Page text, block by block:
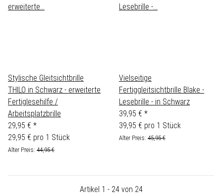
Stylische Gleitsichtbrille
THILO in Schwarz - erweiterte
Fertiglesehilfe /
Arbeitsplatzbrille
29,95 € *
29,95 € pro 1 Stück
Alter Preis: 44,95 €
Vielseitige
Fertiggleitsichtbrille Blake -
Lesebrille - in Schwarz
39,95 € *
39,95 € pro 1 Stück
Alter Preis: 45,95 €
Artikel 1 - 24 von 24